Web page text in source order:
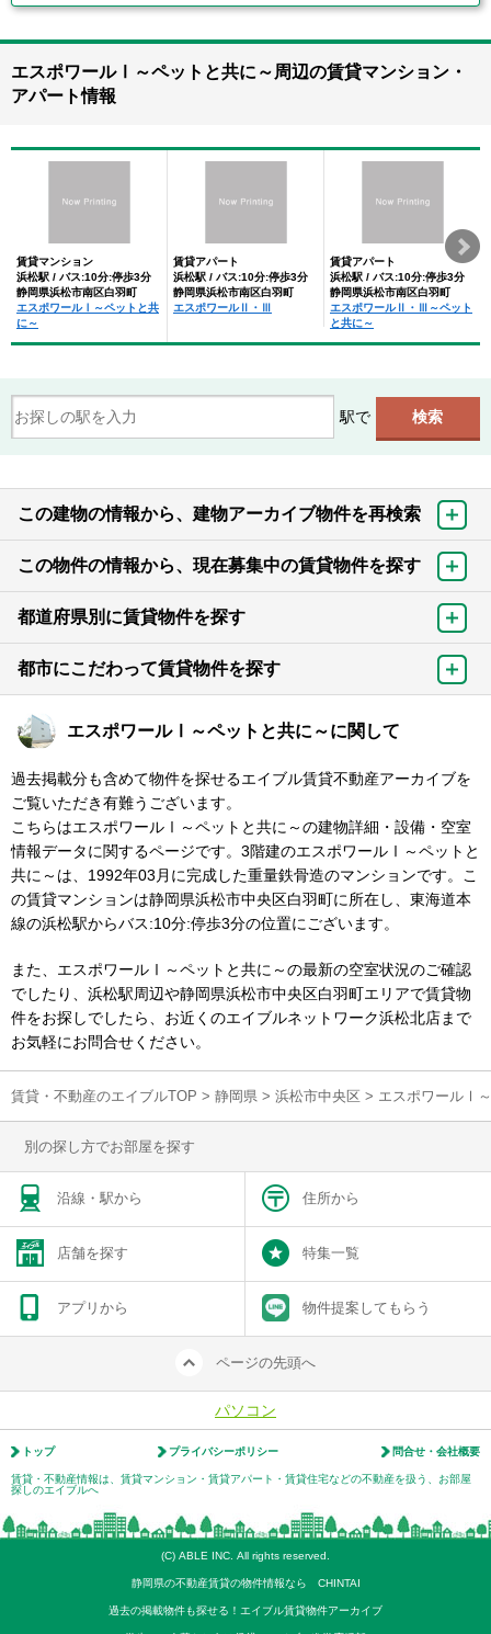
エスポワールⅠ～ペットと共に～周辺の賃貸マンション・
アパート情報
賃貸マンション
浜松駅 / バス:10分:停歩3分
静岡県浜松市南区白羽町
エスポワールⅠ～ペットと共
に～
賃貸アパート
浜松駅 / バス:10分:停歩3分
静岡県浜松市南区白羽町
エスポワールⅡ・Ⅲ
賃貸アパート
浜松駅 / バス:10分:停歩3分
静岡県浜松市南区白羽町
エスポワールⅡ・Ⅲ～ペット
と共に～
駅で
この建物の情報から、建物アーカイブ物件を再検索
この物件の情報から、現在募集中の賃貸物件を探す
都道府県別に賃貸物件を探す
都市にこだわって賃貸物件を探す
エスポワールⅠ～ペットと共に～に関して
過去掲載分も含めて物件を探せるエイブル賃貸不動産アーカイブを
ご覧いただき有難うございます。
こちらはエスポワールⅠ～ペットと共に～の建物詳細・設備・空室
情報データに関するページです。3階建のエスポワールⅠ～ペットと
共に～は、1992年03月に完成した重量鉄骨造のマンションです。こ
の賃貸マンションは静岡県浜松市中央区白羽町に所在し、東海道本
線の浜松駅からバス:10分:停歩3分の位置にございます。
また、エスポワールⅠ～ペットと共に～の最新の空室状況のご確認
でしたり、浜松駅周辺や静岡県浜松市中央区白羽町エリアで賃貸物
件をお探しでしたら、お近くのエイブルネットワーク浜松北店まで
お気軽にお問合せください。
賃貸・不動産のエイブルTOP > 静岡県 > 浜松市中央区 > エスポワールⅠ
別の探し方でお部屋を探す
沿線・駅から 住所から
店舗を探す 特集一覧
アプリから 物件提案してもらう
ページの先頭へ
パソコン
トップ プライバシーポリシー 問合せ・会社概要
賃貸・不動産情報は、賃貸マンション・賃貸アパート・賃貸住宅などの不動産を扱う、お部屋
探しのエイブルへ
(C) ABLE INC. All rights reserved.
静岡県の不動産賃貸の物件情報なら CHINTAI
過去の掲載物件も探せる！エイブル賃貸物件アーカイブ